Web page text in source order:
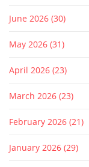
June 2026 (30)
May 2026 (31)
April 2026 (23)
March 2026 (23)
February 2026 (21)
January 2026 (29)